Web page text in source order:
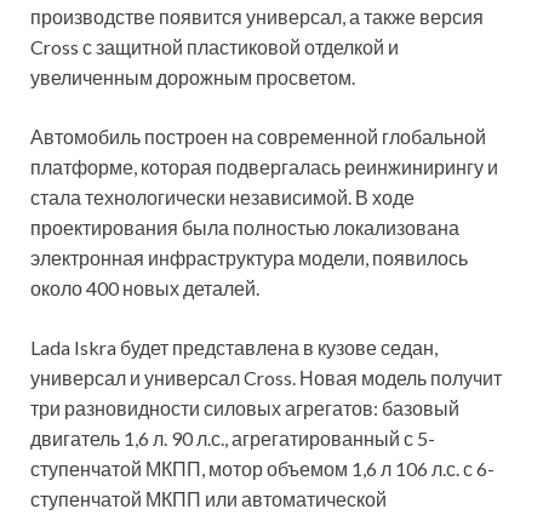
производстве появится универсал, а также версия
Cross с защитной пластиковой отделкой и
увеличенным дорожным просветом.
Автомобиль построен на современной глобальной
платформе, которая подвергалась реинжинирингу и
стала технологически независимой. В ходе
проектирования была полностью локализована
электронная инфраструктура модели, появилось
около 400 новых деталей.
Lada Iskra будет представлена в кузове седан,
универсал и универсал Cross. Новая модель получит
три разновидности силовых агрегатов: базовый
двигатель 1,6 л. 90 л.с., агрегатированный с 5-
ступенчатой МКПП, мотор объемом 1,6 л 106 л.с. с 6-
ступенчатой МКПП или автоматической